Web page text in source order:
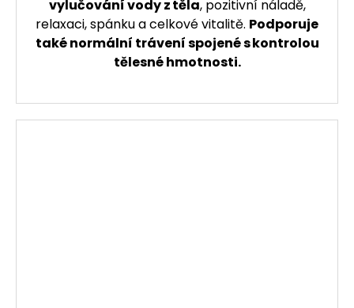
vylučování vody z těla, pozitivní náladě,
relaxaci, spánku a celkové vitalitě. Podporuje
také normální trávení spojené s kontrolou
tělesné hmotnosti.